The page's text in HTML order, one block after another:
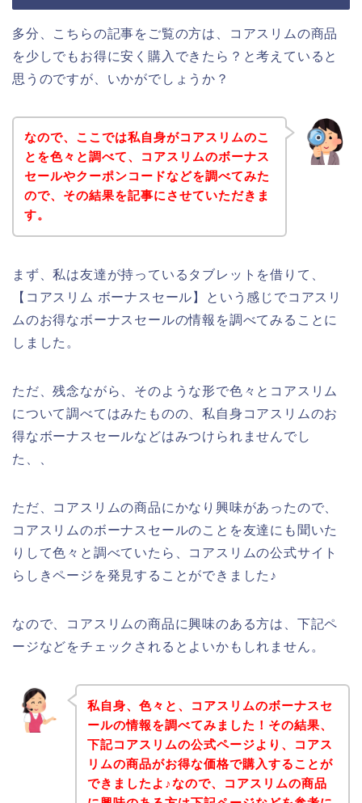
多分、こちらの記事をご覧の方は、コアスリムの商品
を少しでもお得に安く購入できたら？と考えていると
思うのですが、いかがでしょうか？
なので、ここでは私自身がコアスリムのこ
とを色々と調べて、コアスリムのボーナス
セールやクーポンコードなどを調べてみた
ので、その結果を記事にさせていただきま
す。
まず、私は友達が持っているタブレットを借りて、
【コアスリム ボーナスセール】という感じでコアスリ
ムのお得なボーナスセールの情報を調べてみることに
しました。
ただ、残念ながら、そのような形で色々とコアスリム
について調べてはみたものの、私自身コアスリムのお
得なボーナスセールなどはみつけられませんでし
た、、
ただ、コアスリムの商品にかなり興味があったので、
コアスリムのボーナスセールのことを友達にも聞いた
りして色々と調べていたら、コアスリムの公式サイト
らしきページを発見することができました♪
なので、コアスリムの商品に興味のある方は、下記ペ
ージなどをチェックされるとよいかもしれません。
私自身、色々と、コアスリムのボーナスセ
ールの情報を調べてみました！その結果、
下記コアスリムの公式ページより、コアス
リムの商品がお得な価格で購入することが
できましたよ♪なので、コアスリムの商品